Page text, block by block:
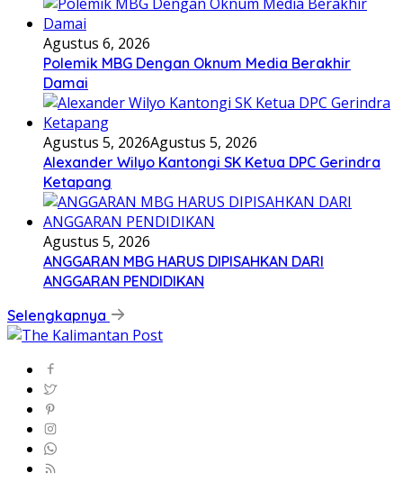
Agustus 6, 2026
Polemik MBG Dengan Oknum Media Berakhir
Damai
Agustus 5, 2026Agustus 5, 2026
Alexander Wilyo Kantongi SK Ketua DPC Gerindra
Ketapang
Agustus 5, 2026
ANGGARAN MBG HARUS DIPISAHKAN DARI
ANGGARAN PENDIDIKAN
Selengkapnya